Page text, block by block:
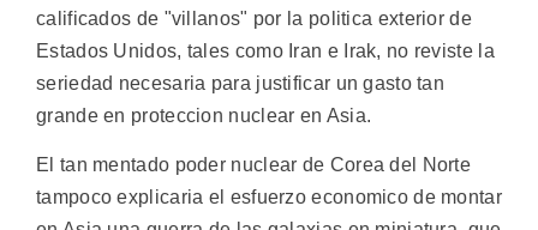
calificados de "villanos" por la politica exterior de
Estados Unidos, tales como Iran e Irak, no reviste la
seriedad necesaria para justificar un gasto tan
grande en proteccion nuclear en Asia.
El tan mentado poder nuclear de Corea del Norte
tampoco explicaria el esfuerzo economico de montar